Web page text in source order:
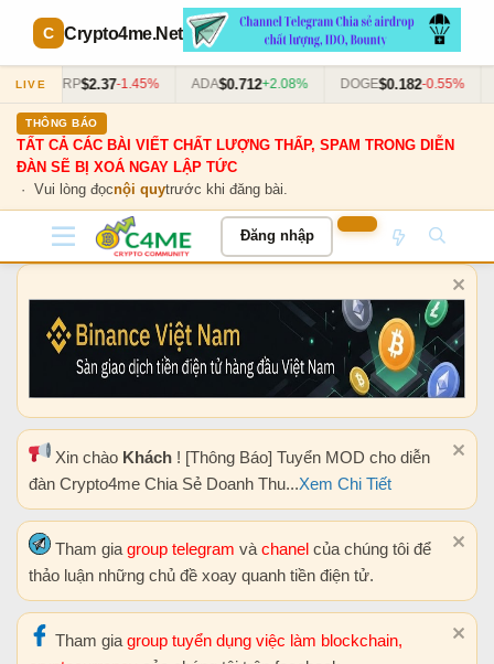
Crypto4me.Net
LIVEXRP$2.37-1.45% ADA$0.712+2.08% DOGE$0.182-0.55%
THÔNG BÁO
TẤT CẢ CÁC BÀI VIẾT CHẤT LƯỢNG THẤP, SPAM TRONG DIỄN
ĐÀN SẼ BỊ XOÁ NGAY LẬP TỨC
· Vui lòng đọcnội quytrước khi đăng bài.
Đăng nhập
Xin chào Khách ! [Thông Báo] Tuyển MOD cho diễn
đàn Crypto4me Chia Sẻ Doanh Thu...Xem Chi Tiết
Tham gia group telegram và chanel của chúng tôi để
thảo luận những chủ đề xoay quanh tiền điện tử.
Tham gia group tuyển dụng việc làm blockchain,